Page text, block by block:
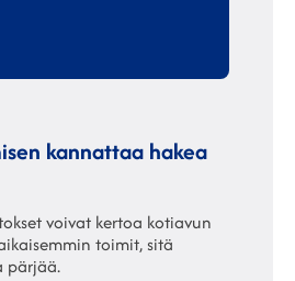
kannattaa hakea
voivat kertoa kotiavun
toimit, sitä
pärjää.